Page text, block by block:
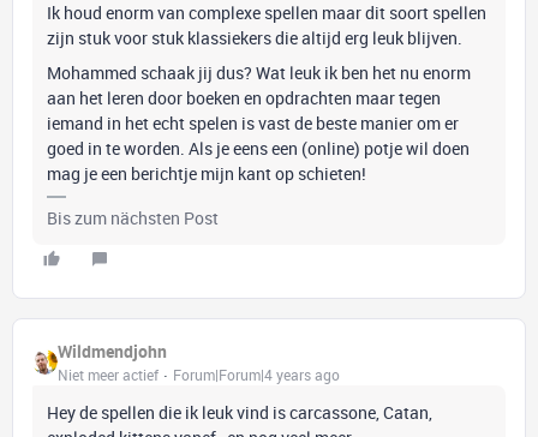
Ik houd enorm van complexe spellen maar dit soort spellen
zijn stuk voor stuk klassiekers die altijd erg leuk blijven.
Mohammed schaak jij dus? Wat leuk ik ben het nu enorm
aan het leren door boeken en opdrachten maar tegen
iemand in het echt spelen is vast de beste manier om er
goed in te worden. Als je eens een (online) potje wil doen
mag je een berichtje mijn kant op schieten!
Bis zum nächsten Post
Wildmendjohn
Niet meer actief Forum|Forum|4 years ago
Hey de spellen die ik leuk vind is carcassone, Catan,